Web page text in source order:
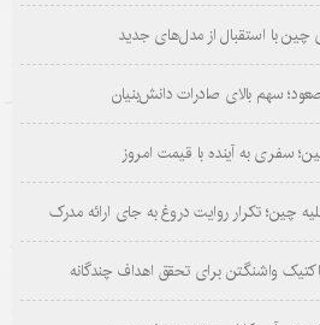
با استقبال از مدل‌های جدید
سهم بالای صادرات دانش‌بنیان
سفری به آینده با قیمت امروز
چین؛ تکرار روایت دروغ به جای ارائه مدرک
واشنگتن برای تحقق اهداف چندگانه